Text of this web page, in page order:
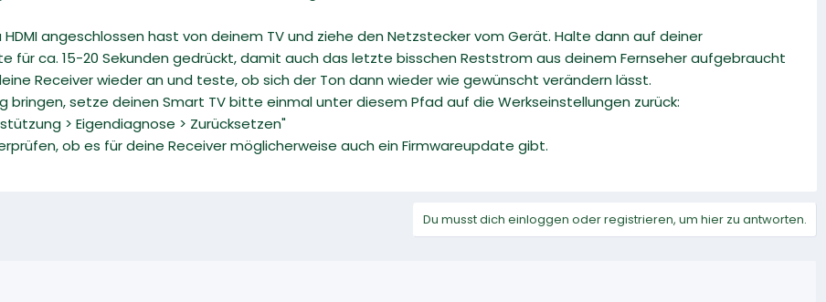
angeschlossen hast von deinem TV und ziehe den Netzstecker vom Gerät. Halte dann auf deiner
für ca. 15-20 Sekunden gedrückt, damit auch das letzte bisschen Reststrom aus deinem Fernseher aufgebraucht
Receiver wieder an und teste, ob sich der Ton dann wieder wie gewünscht verändern lässt.
bringen, setze deinen Smart TV bitte einmal unter diesem Pfad auf die Werkseinstellungen zurück:
> Eigendiagnose > Zurücksetzen"
ob es für deine Receiver möglicherweise auch ein Firmwareupdate gibt.
Du musst dich einloggen oder registrieren, um hier zu antworten.